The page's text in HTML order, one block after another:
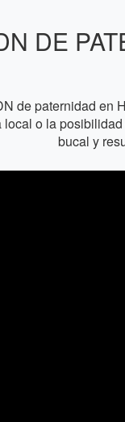
DE
de paternidad en
o la
bucal y